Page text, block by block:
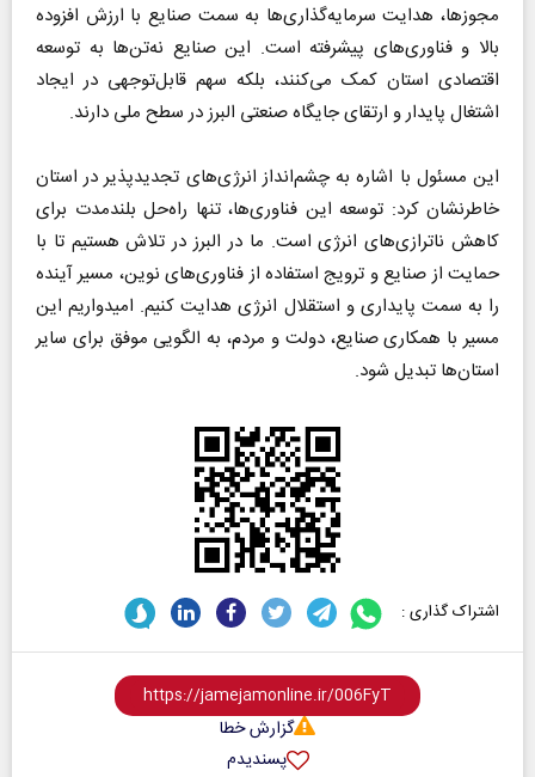
مجوزها، هدایت سرمایه‌گذاری‌ها به سمت صنایع با ارزش افزوده
بالا و فناوری‌های پیشرفته است. این صنایع نه‌تن‌ها به توسعه
اقتصادی استان کمک می‌کنند، بلکه سهم قابل‌توجهی در ایجاد
اشتغال پایدار و ارتقای جایگاه صنعتی البرز در سطح ملی دارند.
این مسئول با اشاره به چشم‌انداز انرژی‌های تجدیدپذیر در استان
خاطرنشان کرد: توسعه این فناوری‌ها، تنها راه‌حل بلندمدت برای
کاهش ناترازی‌های انرژی است. ما در البرز در تلاش هستیم تا با
حمایت از صنایع و ترویج استفاده از فناوری‌های نوین، مسیر آینده
را به سمت پایداری و استقلال انرژی هدایت کنیم. امیدواریم این
مسیر با همکاری صنایع، دولت و مردم، به الگویی موفق برای سایر
استان‌ها تبدیل شود.
اشتراک گذاری :
گزارش خطا
پسندیدم